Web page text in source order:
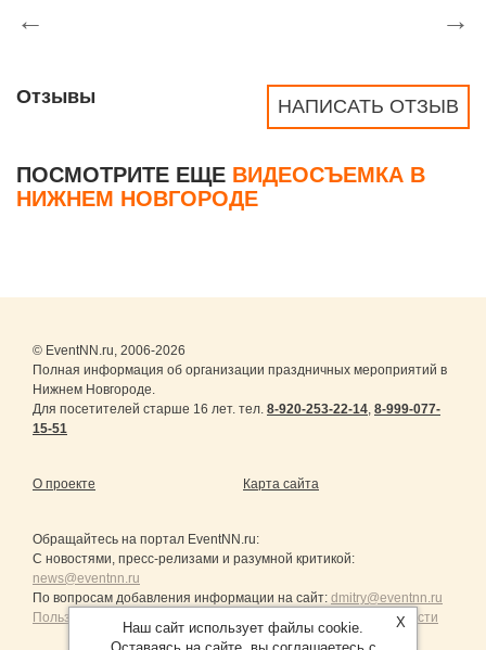
← →
НАПИСАТЬ ОТЗЫВ
Отзывы
ПОСМОТРИТЕ ЕЩЕ ВИДЕОСЪЕМКА В
НИЖНЕМ НОВГОРОДЕ
© EventNN.ru, 2006-2026
Полная информация об организации праздничных мероприятий в
Нижнем Новгороде.
Для посетителей старше 16 лет. тел. 8-920-253-22-14, 8-999-077-
15-51
О проекте Карта сайта
Обращайтесь на портал EventNN.ru:
С новостями, пресс-релизами и разумной критикой:
news@eventnn.ru
По вопросам добавления информации на сайт: dmitry@eventnn.ru
Пользовательское Соглашение и политика конфиденциальности
X
Наш сайт использует файлы cookie.